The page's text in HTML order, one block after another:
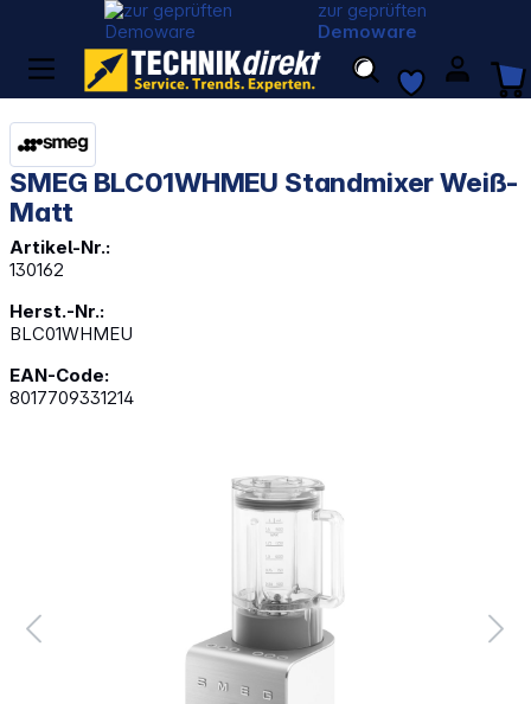
zur geprüften
Demoware
SMEG BLC01WHMEU Standmixer Weiß-
Matt
Artikel-Nr.:
130162
Herst.-Nr.:
BLC01WHMEU
EAN-Code:
8017709331214